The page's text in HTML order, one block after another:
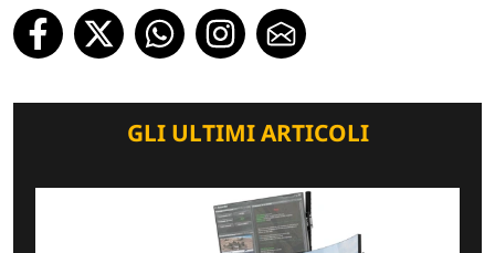
GLI ULTIMI ARTICOLI